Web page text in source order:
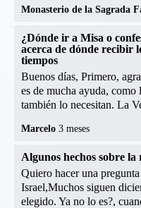
Monasterio de la Sagrada
¿Dónde ir a Misa o
acerca de dónde recibir
tiempos
Buenos días, Primero,
es de mucha ayuda, como
también lo necesitan. La
Marcelo 3 meses
Algunos hechos sobre
Quiero hacer una
Israel,Muchos siguen
elegido. Ya no lo es?,